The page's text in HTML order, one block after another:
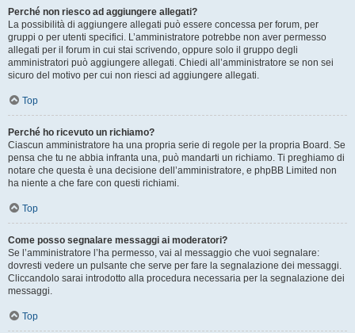
Perché non riesco ad aggiungere allegati?
La possibilità di aggiungere allegati può essere concessa per forum, per
gruppi o per utenti specifici. L’amministratore potrebbe non aver permesso
allegati per il forum in cui stai scrivendo, oppure solo il gruppo degli
amministratori può aggiungere allegati. Chiedi all’amministratore se non sei
sicuro del motivo per cui non riesci ad aggiungere allegati.
Top
Perché ho ricevuto un richiamo?
Ciascun amministratore ha una propria serie di regole per la propria Board. Se
pensa che tu ne abbia infranta una, può mandarti un richiamo. Ti preghiamo di
notare che questa è una decisione dell’amministratore, e phpBB Limited non
ha niente a che fare con questi richiami.
Top
Come posso segnalare messaggi ai moderatori?
Se l’amministratore l’ha permesso, vai al messaggio che vuoi segnalare:
dovresti vedere un pulsante che serve per fare la segnalazione dei messaggi.
Cliccandolo sarai introdotto alla procedura necessaria per la segnalazione dei
messaggi.
Top